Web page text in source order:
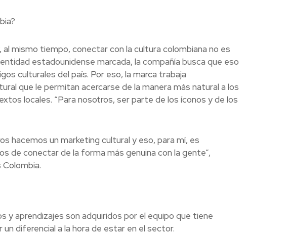
mismo tiempo, conectar con la cultura colombiana no es
estadounidense marcada, la compañía busca que eso
culturales del país. Por eso, la marca trabaja
que le permitan acercarse de la manera más natural a los
locales. “Para nosotros, ser parte de los íconos y de los
hacemos un marketing cultural y eso, para mí, es
de conectar de la forma más genuina con la gente”,
y aprendizajes son adquiridos por el equipo que tiene
diferencial a la hora de estar en el sector.